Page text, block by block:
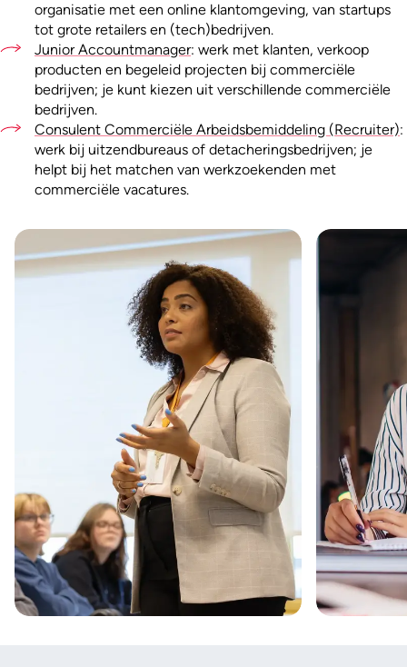
organisatie met een online klantomgeving, van startups
tot grote retailers en (tech)bedrijven.
Junior Accountmanager: werk met klanten, verkoop
producten en begeleid projecten bij commerciële
bedrijven; je kunt kiezen uit verschillende commerciële
bedrijven.
Consulent Commerciële Arbeidsbemiddeling (Recruiter):
werk bij uitzendbureaus of detacheringsbedrijven; je
helpt bij het matchen van werkzoekenden met
commerciële vacatures.